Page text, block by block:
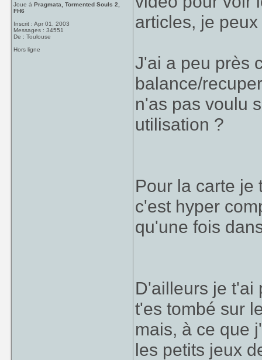
Joue àPragmata, Tormented Souls 2,
FH6
Inscrit : Apr 01, 2003
Messages : 34551
De : Toulouse
Hors ligne
articles, je
J'ai a peu près
balance/
n'as pas voulu
utilisation ?
Pour la carte je
c'est hyper
qu'une fois
D'ailleurs je t'ai
t'es tombé sur
mais, à ce que
les petits jeux